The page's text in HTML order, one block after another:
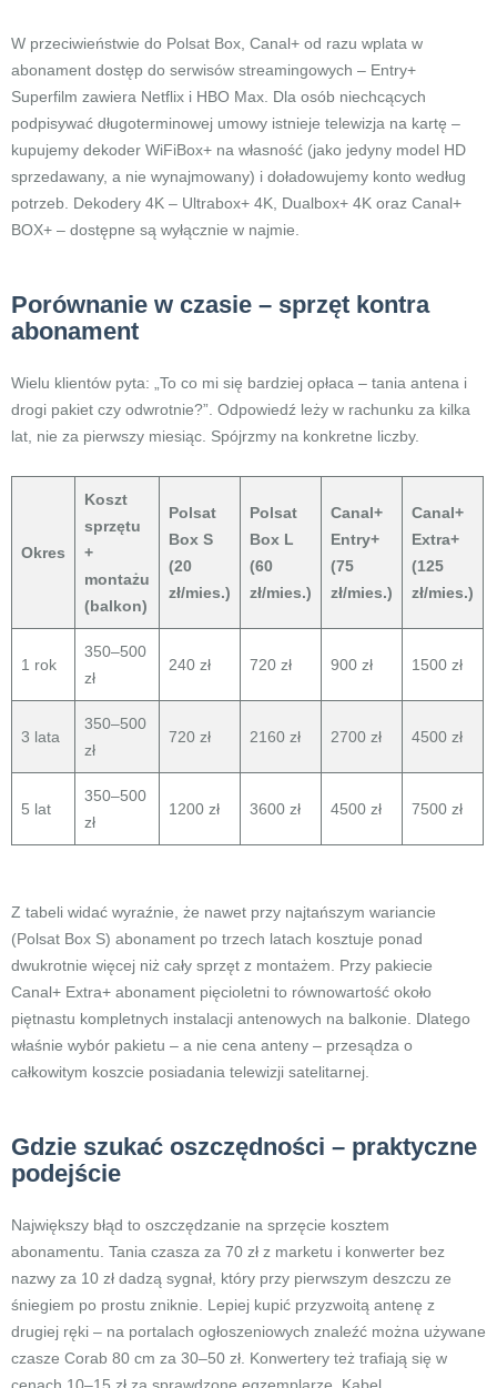
W przeciwieństwie do Polsat Box, Canal+ od razu wplata w
abonament dostęp do serwisów streamingowych – Entry+
Superfilm zawiera Netflix i HBO Max. Dla osób niechcących
podpisywać długoterminowej umowy istnieje telewizja na kartę –
kupujemy dekoder WiFiBox+ na własność (jako jedyny model HD
sprzedawany, a nie wynajmowany) i doładowujemy konto według
potrzeb. Dekodery 4K – Ultrabox+ 4K, Dualbox+ 4K oraz Canal+
BOX+ – dostępne są wyłącznie w najmie.
Porównanie w czasie – sprzęt kontra
abonament
Wielu klientów pyta: „To co mi się bardziej opłaca – tania antena i
drogi pakiet czy odwrotnie?”. Odpowiedź leży w rachunku za kilka
lat, nie za pierwszy miesiąc. Spójrzmy na konkretne liczby.
Okres
Koszt
sprzętu
+
montażu
(balkon)
Polsat
Box S
(20
zł/mies.)
Polsat
Box L
(60
zł/mies.)
Canal+
Entry+
(75
zł/mies.)
Canal+
Extra+
(125
zł/mies.)
1 rok
350–500
zł
240 zł 720 zł 900 zł 1500 zł
3 lata
350–500
zł
720 zł 2160 zł 2700 zł 4500 zł
5 lat
350–500
zł
1200 zł 3600 zł 4500 zł 7500 zł
Z tabeli widać wyraźnie, że nawet przy najtańszym wariancie
(Polsat Box S) abonament po trzech latach kosztuje ponad
dwukrotnie więcej niż cały sprzęt z montażem. Przy pakiecie
Canal+ Extra+ abonament pięcioletni to równowartość około
piętnastu kompletnych instalacji antenowych na balkonie. Dlatego
właśnie wybór pakietu – a nie cena anteny – przesądza o
całkowitym koszcie posiadania telewizji satelitarnej.
Gdzie szukać oszczędności – praktyczne
podejście
Największy błąd to oszczędzanie na sprzęcie kosztem
abonamentu. Tania czasza za 70 zł z marketu i konwerter bez
nazwy za 10 zł dadzą sygnał, który przy pierwszym deszczu ze
śniegiem po prostu zniknie. Lepiej kupić przyzwoitą antenę z
drugiej ręki – na portalach ogłoszeniowych znaleźć można używane
czasze Corab 80 cm za 30–50 zł. Konwertery też trafiają się w